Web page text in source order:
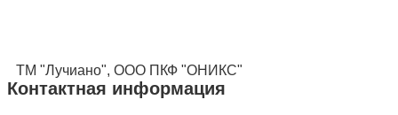
ТМ "Лучиано", ООО ПКФ "ОНИКС"
Контактная информация